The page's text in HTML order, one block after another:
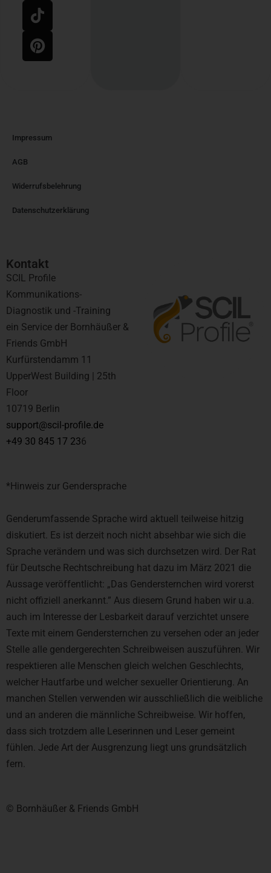
Impressum
AGB
Widerrufsbelehrung
Datenschutzerklärung
Kontakt​
SCIL Profile
Kommunikations-
Diagnostik und -Training
ein Service der Bornhäußer &
Friends GmbH
Kurfürstendamm 11
UpperWest Building | 25th
Floor
10719 Berlin
support@scil-profile.de
+49 30 845 17 236
*Hinweis zur Gendersprache
Genderumfassende Sprache wird aktuell teilweise hitzig
diskutiert. Es ist derzeit noch nicht absehbar wie sich die
Sprache verändern und was sich durchsetzen wird. Der Rat
für Deutsche Rechtschreibung hat dazu im März 2021 die
Aussage veröffentlicht: „Das Gendersternchen wird vorerst
nicht offiziell anerkannt.” Aus diesem Grund haben wir u.a.
auch im Interesse der Lesbarkeit darauf verzichtet unsere
Texte mit einem Gendersternchen zu versehen oder an jeder
Stelle alle gendergerechten Schreibweisen auszuführen. Wir
respektieren alle Menschen gleich welchen Geschlechts,
welcher Hautfarbe und welcher sexueller Orientierung. An
manchen Stellen verwenden wir ausschließlich die weibliche
und an anderen die männliche Schreibweise. Wir hoffen,
dass sich trotzdem alle Leserinnen und Leser gemeint
fühlen. Jede Art der Ausgrenzung liegt uns grundsätzlich
fern.
© Bornhäußer & Friends GmbH​